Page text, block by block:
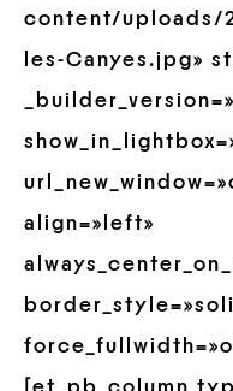
content/uploads/
les-Canyes.jpg»
align=»left»